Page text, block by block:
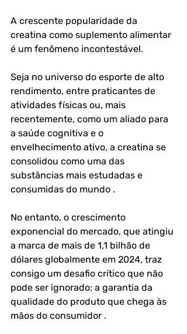
A crescente popularidade da
creatina como suplemento alimentar
é um fenômeno incontestável.
Seja no universo do esporte de alto
rendimento, entre praticantes de
atividades físicas ou, mais
recentemente, como um aliado para
a saúde cognitiva e o
envelhecimento ativo, a creatina se
consolidou como uma das
substâncias mais estudadas e
consumidas do mundo .
No entanto, o crescimento
exponencial do mercado, que atingiu
a marca de mais de 1,1 bilhão de
dólares globalmente em 2024, traz
consigo um desafio crítico que não
pode ser ignorado: a garantia da
qualidade do produto que chega às
mãos do consumidor .